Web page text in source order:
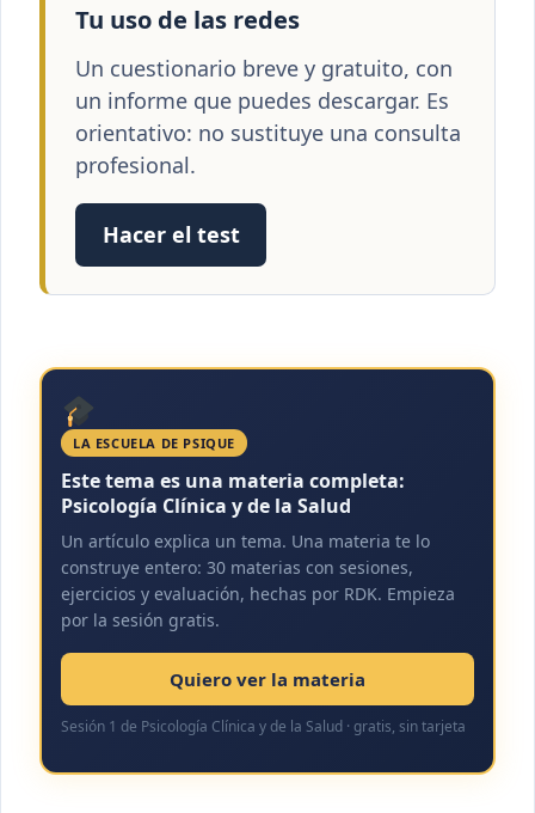
Tu uso de las redes
Un cuestionario breve y gratuito, con
un informe que puedes descargar. Es
orientativo: no sustituye una consulta
profesional.
Hacer el test
LA ESCUELA DE PSIQUE
Este tema es una materia completa:
Psicología Clínica y de la Salud
Un artículo explica un tema. Una materia te lo
construye entero: 30 materias con sesiones,
ejercicios y evaluación, hechas por RDK. Empieza
por la sesión gratis.
Quiero ver la materia
Sesión 1 de Psicología Clínica y de la Salud · gratis, sin tarjeta